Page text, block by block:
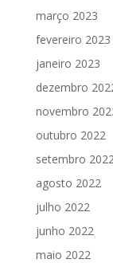
março 2023
fevereiro 2023
janeiro 2023
dezembro
novembro
outubro 2022
setembro
agosto 2022
julho 2022
junho 2022
maio 2022